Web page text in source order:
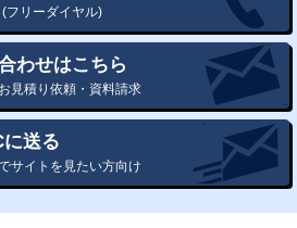
フリーダイヤル)
わせはこちら
見積り依頼・資料請求
送る
サイトを見たい方向け